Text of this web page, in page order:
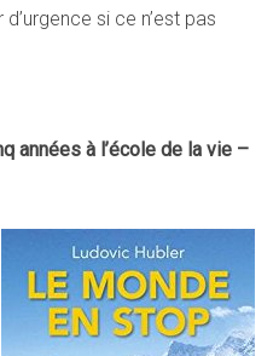
si ce n’est pas
années à l’école de la vie –